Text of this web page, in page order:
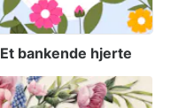
Et bankende hjerte